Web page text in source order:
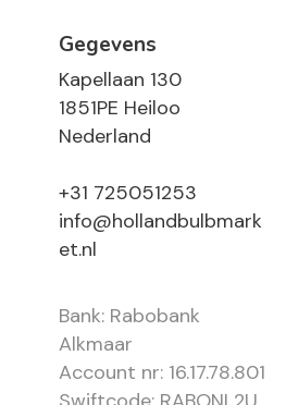
Gegevens
Kapellaan 130
1851PE Heiloo
Nederland
+31 725051253
info@hollandbulbmark
et.nl
Bank: Rabobank
Alkmaar
Account nr: 16.17.78.801